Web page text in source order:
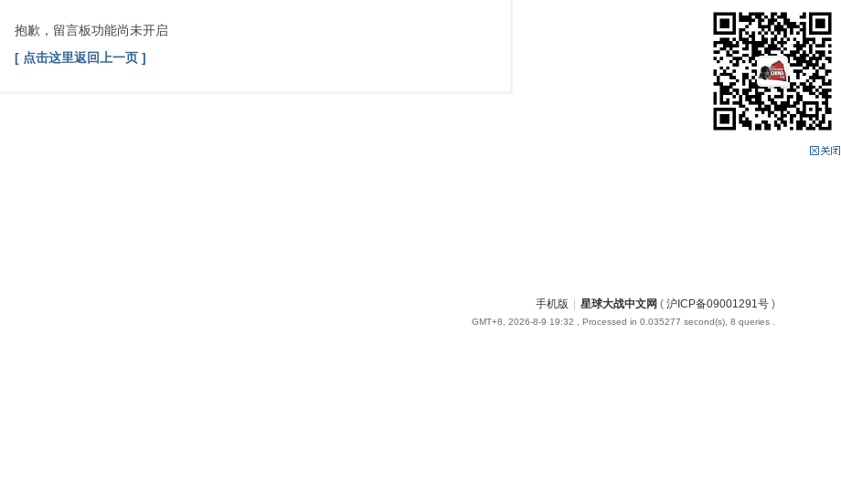
抱歉，留言板功能尚未开启
[ 点击这里返回上一页 ]
手机版 星球大战中文网 ( 沪ICP备09001291号 )
GMT+8, 2026-8-9 19:32 , Processed in 0.035277 second(s), 8 queries .